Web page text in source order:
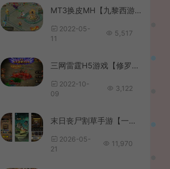
MT3换皮MH【九黎西游】最新整理Linux手工服务端+安卓苹果双端+GM后台+详细搭建教程
2022-05-
11
5,517
三网雷霆H5游戏【修罗传说】最新整理Linux手工服务端+GM授权后台+详细搭建教程
2022-10-
09
3,122
末日丧尸割草手游【一蕗狂飆平台币内购版】最新整理单机一键即玩镜像端+Linux手工服务端+网页注册+管理后台+代理后台+商城后台+CDK授权后台+安卓苹果双端+详细搭建教程
2026-05-
21
11,970